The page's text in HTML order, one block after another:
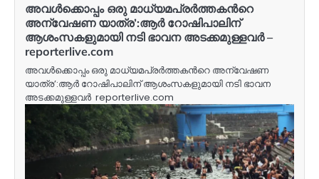
അവള്‍ക്കൊപ്പം ഒരു മാധ്യമപ്രര്‍ത്തകന്‍റെ
അന്വേഷണ യാത്ര’:ആര്‍ റോഷിപാലിന്
ആശംസകളുമായി നടി ഭാവന അടക്കമുള്ളവര്‍ –
reporterlive.com
അവള്‍ക്കൊപ്പം ഒരു മാധ്യമപ്രര്‍ത്തകന്‍റെ അന്വേഷണ
യാത്ര’:ആര്‍ റോഷിപാലിന് ആശംസകളുമായി നടി ഭാവന
അടക്കമുള്ളവര്‍ reporterlive.com